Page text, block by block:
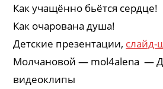
Как учащённо бьётся сердце!
Как очарована душа!
Детские презентации, слайд-
Молчановой — mol4alena —
видеоклипы